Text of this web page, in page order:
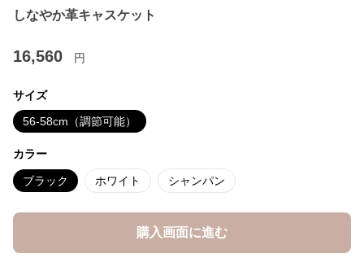
しなやか革キャスケット
16,560 円
サイズ
56-58cm（調節可能）
カラー
ブラック ホワイト シャンパン
購入画面に進む